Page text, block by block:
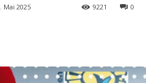
Mai 2025 0
9221